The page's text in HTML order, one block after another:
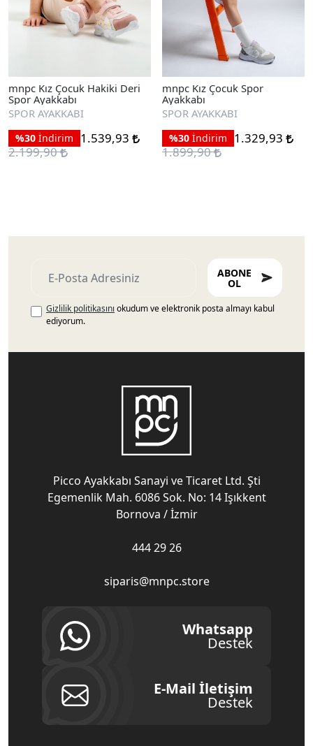
mnpc Kız Çocuk Hakiki Deri
Spor Ayakkabı
SPOR AYAKKABI
%30 İndirim
1.539,93
2.199,90
mnpc Kız Çocuk Spor
Ayakkabı
SPOR AYAKKABI
%30 İndirim
1.329,93
1.899,90
ABONE
OL
Gizlilik politikasını okudum ve elektronik posta almayı kabul
ediyorum.
Picco Ayakkabı Sanayi ve Ticaret Ltd. Şti
Egemenlik Mah. 6086 Sok. No: 14 Işıkkent
Bornova / İzmir
444 29 26
siparis@mnpc.store
Whatsapp
Destek
E-Mail İletişim
Destek